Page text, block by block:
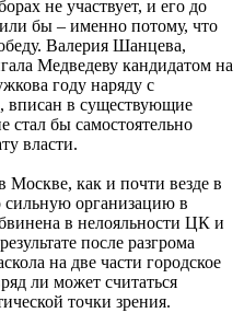
не участвует, и его до
бы – именно потому, что
Валерия Шанцева,
Медведеву кандидатом на
году наряду с
вписан в существующие
стал бы самостоятельно
власти.
Москве, как и почти везде в
сильную организацию в
в нелояльности ЦК и
после разгрома
на две части городское
ли может считаться
точки зрения.